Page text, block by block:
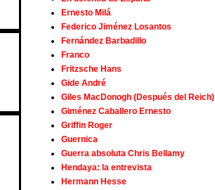
Ernesto Milá
Federico Jiménez Losantos
Fernández Barbadillo
Franco
Fritzsche Hans
Gide André
Giles MacDonogh (Después del Reich)
Giménez Caballero Ernesto
Griffin Roger
Guernica
Guerra absoluta Chris Bellamy
Hendaya: la entrevista
Hermann Hesse